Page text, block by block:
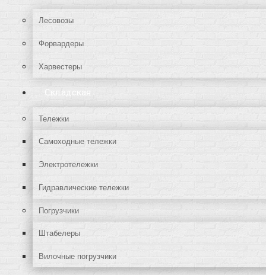
Лесовозы
Форвардеры
Харвестеры
Складская
Тележки
Самоходные тележки
Электротележки
Гидравлические тележки
Погрузчики
Штабелеры
Вилочные погрузчики